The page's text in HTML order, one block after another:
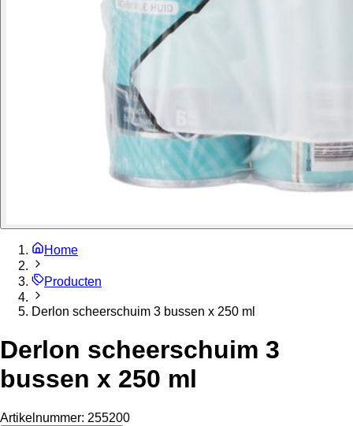
Home
Producten
Derlon scheerschuim 3 bussen x 250 ml
Derlon scheerschuim 3
bussen x 250 ml
Artikelnummer: 255200